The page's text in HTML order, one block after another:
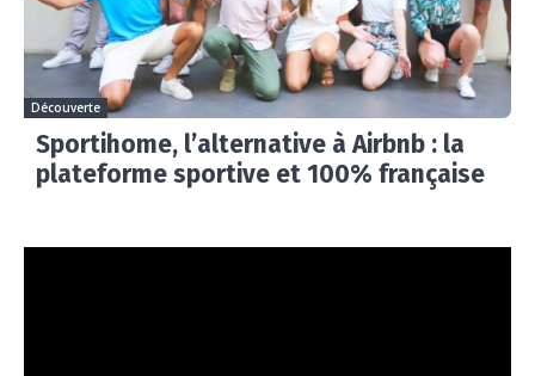
Découverte
Sportihome, l’alternative à Airbnb : la
plateforme sportive et 100% française